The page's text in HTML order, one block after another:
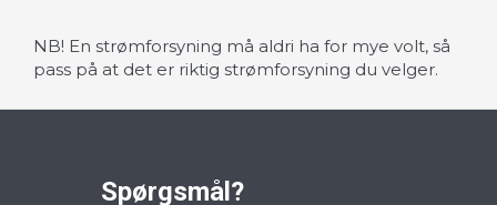
NB! En strømforsyning må aldri ha for mye volt, så
pass på at det er riktig strømforsyning du velger.
Spørgsmål?